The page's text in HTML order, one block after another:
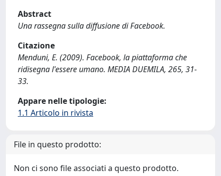
Abstract
Una rassegna sulla diffusione di Facebook.
Citazione
Menduni, E. (2009). Facebook, la piattaforma che
ridisegna l'essere umano. MEDIA DUEMILA, 265, 31-
33.
Appare nelle tipologie:
1.1 Articolo in rivista
File in questo prodotto:
Non ci sono file associati a questo prodotto.